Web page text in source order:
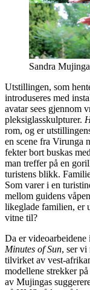
Sandra
Utstillingen, som
introduseres med
avatar sees gjennom
pleksiglasskulpturer.
rom, og er
en scene fra Virunga
fekter bort buskas
man treffer på en
turistens blikk.
Som varer i en
mellom guidens
likeglade familien, er
vitne til?
Da er
Minutes of Sun, ser vi
tilvirket av vest-
modellene strekker
av Mujingas